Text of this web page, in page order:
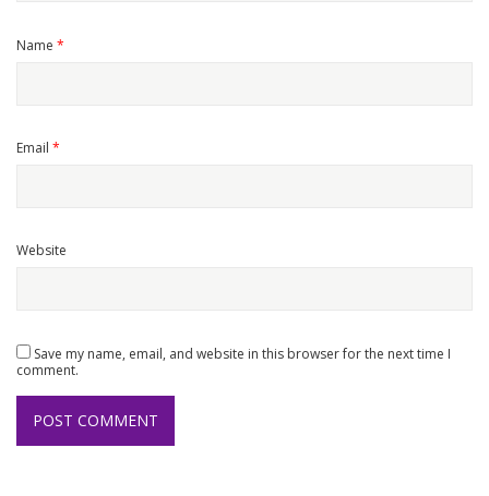
Name *
Email *
Website
Save my name, email, and website in this browser for the next time I
comment.